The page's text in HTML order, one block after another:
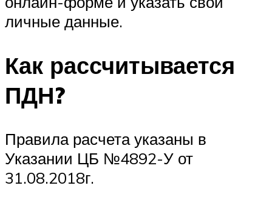
личные данные.
Как рассчитывается
ПДН?
Правила расчета указаны в
Указании ЦБ №4892-У от
31.08.2018г.